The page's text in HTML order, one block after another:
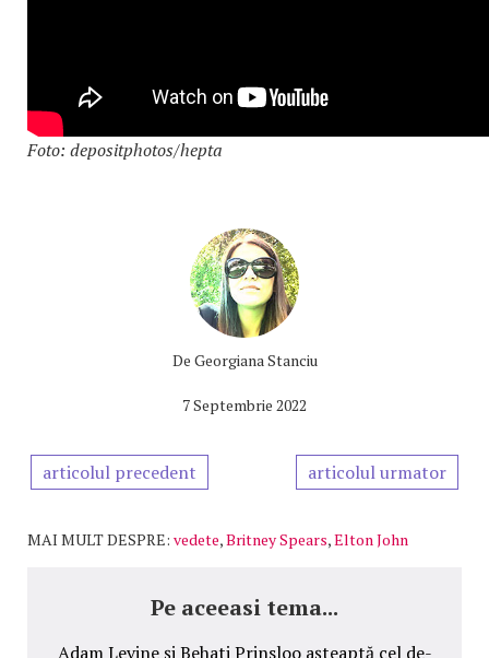
Foto: depositphotos/hepta
De Georgiana Stanciu
7 Septembrie 2022
articolul precedent articolul urmator
MAI MULT DESPRE: vedete,Britney Spears,Elton John
Pe aceeasi tema...
Adam Levine și Behati Prinsloo așteaptă cel de-